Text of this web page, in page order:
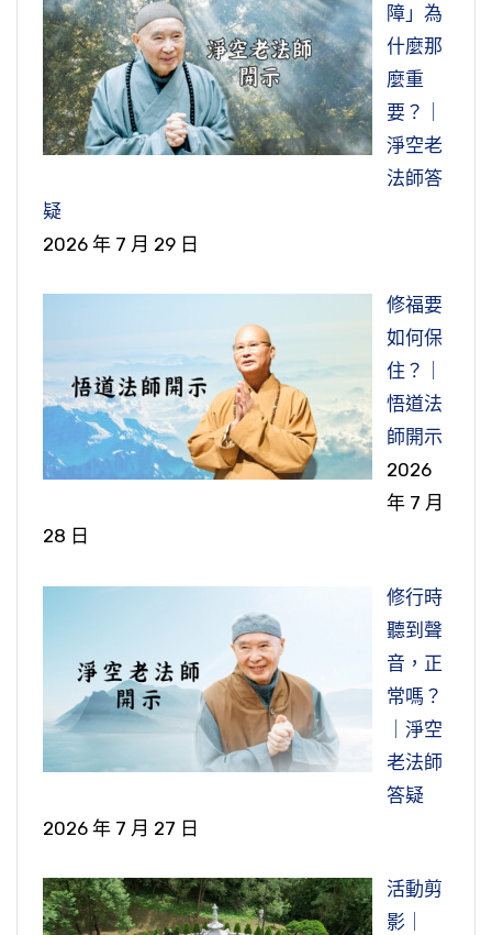
障」為
什麼那
麼重
要？｜
淨空老
法師答
疑
2026 年 7 月 29 日
修福要
如何保
住？｜
悟道法
師開示
2026
年 7 月
28 日
修行時
聽到聲
音，正
常嗎？
｜淨空
老法師
答疑
2026 年 7 月 27 日
活動剪
影｜